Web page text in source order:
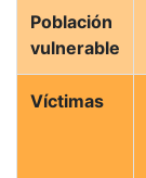
Población
vulnerable
Víctimas